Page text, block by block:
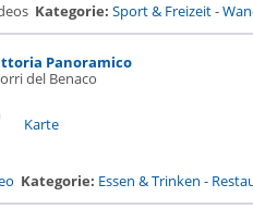
Kategorie: Sport & Freizeit-
Panoramico
del Benaco
Karte
Kategorie: Essen & Trinken -